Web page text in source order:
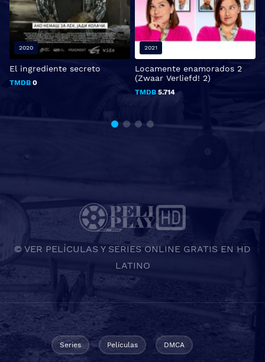
El ingrediente secreto
TMDB 0
2020
Locamente enamorados 2
(Zwaar Verliefd! 2)
TMDB 5.714
2021
© VER PELÍCULAS Y SERIES ONLINE GRATIS EN HD
LATINO
Series Películas DMCA